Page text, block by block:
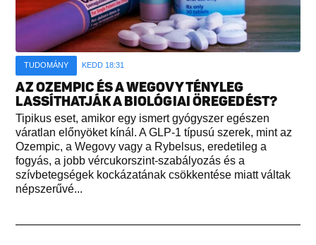
TUDOMÁNY KEDD 18:31
AZ OZEMPIC ÉS A WEGOVY TÉNYLEG
LASSÍTHATJÁK A BIOLÓGIAI ÖREGEDÉST?
Tipikus eset, amikor egy ismert gyógyszer egészen
váratlan előnyöket kínál. A GLP-1 típusú szerek, mint az
Ozempic, a Wegovy vagy a Rybelsus, eredetileg a
fogyás, a jobb vércukorszint-szabályozás és a
szívbetegségek kockázatának csökkentése miatt váltak
népszerűvé...